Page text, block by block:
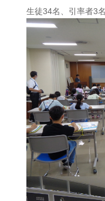
生徒34名、引率者3